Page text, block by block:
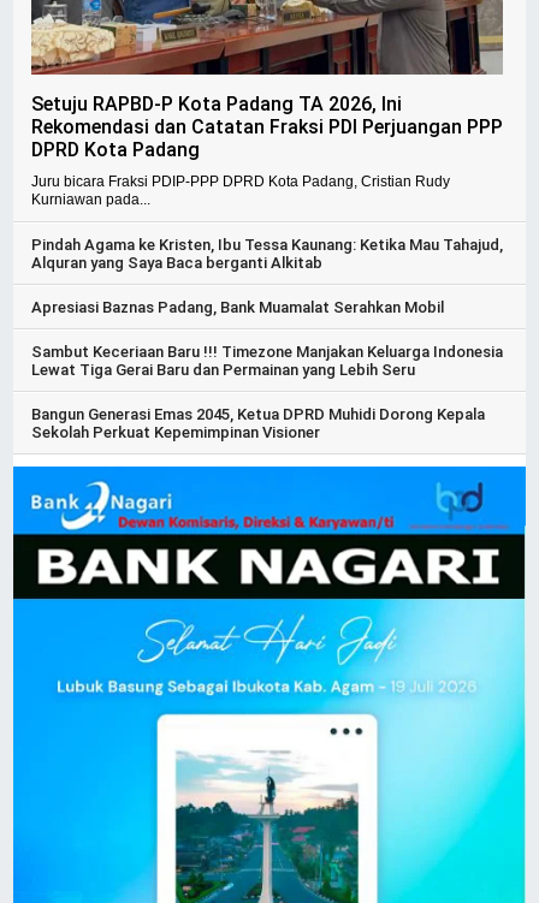
Setuju RAPBD-P Kota Padang TA 2026, Ini
Rekomendasi dan Catatan Fraksi PDI Perjuangan PPP
DPRD Kota Padang
Juru bicara Fraksi PDIP-PPP DPRD Kota Padang, Cristian Rudy
Kurniawan pada...
Pindah Agama ke Kristen, Ibu Tessa Kaunang: Ketika Mau Tahajud,
Alquran yang Saya Baca berganti Alkitab
Apresiasi Baznas Padang, Bank Muamalat Serahkan Mobil
Sambut Keceriaan Baru !!! Timezone Manjakan Keluarga Indonesia
Lewat Tiga Gerai Baru dan Permainan yang Lebih Seru
Bangun Generasi Emas 2045, Ketua DPRD Muhidi Dorong Kepala
Sekolah Perkuat Kepemimpinan Visioner